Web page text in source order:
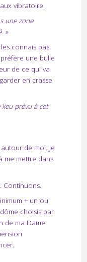
vibratoire.
une zone
»
connais pas.
préfère une bulle
de ce qui va
en crasse
lieu prévu à cet
de moi. Je
me mettre dans
Continuons.
+ un ou
choisis par
de ma Dame